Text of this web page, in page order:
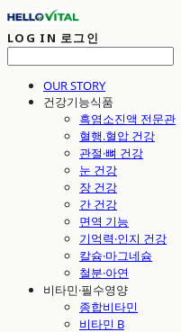
LOG IN 로그인
OUR STORY
건강기능식품
흑염소진액 전문관
혈행.혈압 건강
관절·뼈 건강
눈 건강
장 건강
간 건강
면역 기능
기억력·인지 건강
칼슘·마그네슘
철분·아연
비타민·필수영양
종합비타민
비타민 B